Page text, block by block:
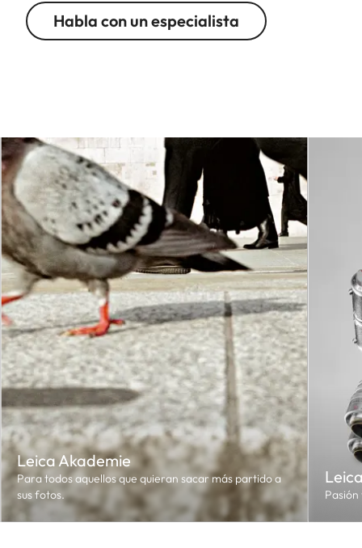
Habla con un especialista
Leica Akademie
Para todos aquellos que quieran sacar más partido a
sus fotos.